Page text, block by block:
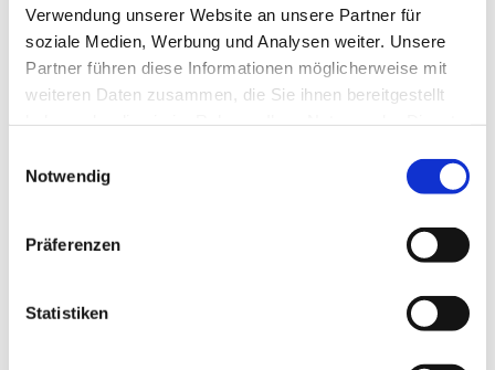
Verwendung unserer Website an unsere Partner für
soziale Medien, Werbung und Analysen weiter. Unsere
Partner führen diese Informationen möglicherweise mit
weiteren Daten zusammen, die Sie ihnen bereitgestellt
Notwendig
Präferenzen
Statistiken
Dienstag, 1. Juni 2027, 10:30 Uhr
Seniorenzentrum St. Elisabeth-
Stift, Sodinger Straße 11, 44623